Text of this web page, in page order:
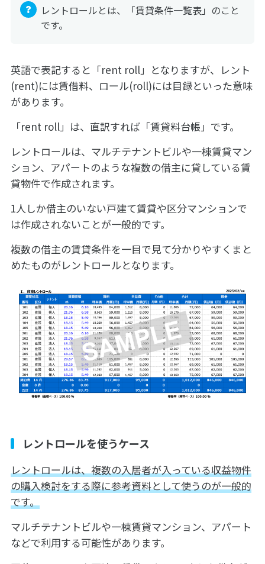
レントロールとは、「賃貸条件一覧表」のこと
です。
英語で表記すると「rent roll」となりますが、レント
(rent)には賃借料、ロール(roll)には目録といった意味
があります。
「rent roll」は、直訳すれば「賃貸料台帳」です。
レントロールは、マルチテナントビルや一棟賃貸マン
ション、アパートのような複数の借主に貸している賃
貸物件で作成されます。
1人しか借主のいない戸建て賃貸や区分マンションで
は作成されないことが一般的です。
複数の借主の賃貸条件を一目で見て分かりやすくまと
めたものがレントロールとなります。
レントロールを使うケース
レントロールは、複数の入居者が入っている収益物件
の購入検討をする際に参考資料として使うのが一般的
です。
マルチテナントビルや一棟賃貸マンション、アパート
などで利用する可能性があります。